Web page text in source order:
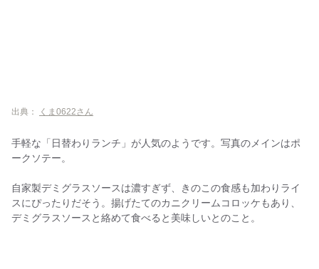
出典： くま0622さん
手軽な「日替わりランチ」が人気のようです。写真のメインはポ
ークソテー。
自家製デミグラスソースは濃すぎず、きのこの食感も加わりライ
スにぴったりだそう。揚げたてのカニクリームコロッケもあり、
デミグラスソースと絡めて食べると美味しいとのこと。